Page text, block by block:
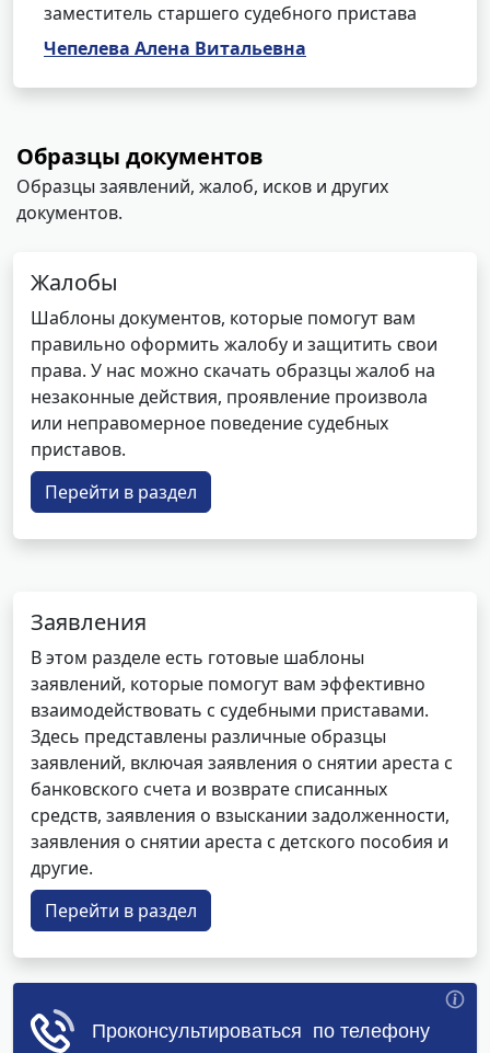
заместитель старшего судебного пристава
Чепелева Алена Витальевна
Образцы документов
Образцы заявлений, жалоб, исков и других
документов.
Жалобы
Шаблоны документов, которые помогут вам
правильно оформить жалобу и защитить свои
права. У нас можно скачать образцы жалоб на
незаконные действия, проявление произвола
или неправомерное поведение судебных
приставов.
Перейти в раздел
Заявления
В этом разделе есть готовые шаблоны
заявлений, которые помогут вам эффективно
взаимодействовать с судебными приставами.
Здесь представлены различные образцы
заявлений, включая заявления о снятии ареста с
банковского счета и возврате списанных
средств, заявления о взыскании задолженности,
заявления о снятии ареста с детского пособия и
другие.
Перейти в раздел